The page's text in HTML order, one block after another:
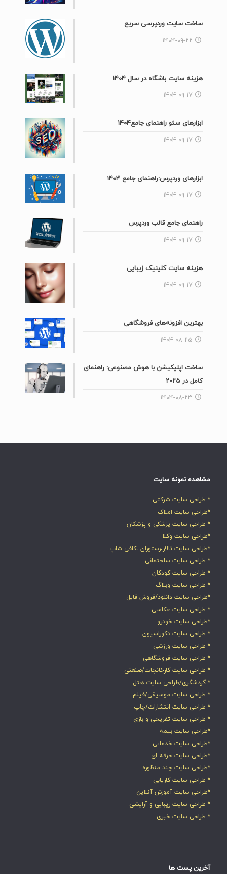
ساخت سایت وردپرسی سریع
۱۴۰۴-۰۹-۲۲
هزینه سایت باشگاه در سال ۱۴۰۴
۱۴۰۴-۰۹-۱۷
ابزارهای سئو راهنمای جامع۱۴۰۴
۱۴۰۴-۰۹-۱۷
ابزارهای وردپرس:راهنمای جامع ۱۴۰۴
۱۴۰۴-۰۹-۱۷
راهنمای جامع قالب وردپرس
۱۴۰۴-۰۹-۱۷
هزینه سایت کلینیک زیبایی
۱۴۰۴-۰۹-۱۷
بهترین افزونه‌های فروشگاهی
۱۴۰۴-۰۸-۲۵
ساخت اپلیکیشن با هوش مصنوعی: راهنمای
کامل در ۲۰۲۵
۱۴۰۴-۰۸-۲۳
مشاهده نمونه سایت
* طراحی سایت شرکتی
*طراحی سایت املاک
* طراحی سایت پزشکی و پزشکان
*طراحی سایت وکلا
*طراحی سایت تالار،رستوران ،کافی شاپ
* طراحی سایت ساختمانی
* طراحی سایت کودکان
* طراحی سایت وبلاگ
*طراحی سایت دانلود/فروش فایل
* طراحی سایت عکاسی
*طراحی سایت خودرو
* طراحی سایت دکوراسیون
* طراحی سایت ورزشی
* طراحی سایت فروشگاهی
* طراحی سایت کارخانجات/صنعتی
* گردشگری/طراحی سایت هتل
* طراحی سایت موسیقی/فیلم
* طراحی سایت انتشارات/چاپ
* طراحی سایت تفریحی و بازی
*طراحی سایت بیمه
*طراحی سایت خدماتی
*طراحی سایت حرفه ای
*طراحی سایت چند منظوره
* طراحی سایت کاریابی
*طراحی سایت آموزش آنلاین
* طراحی سایت زیبایی و آرایشی
* طراحی سایت خبری
آخرین پست ها